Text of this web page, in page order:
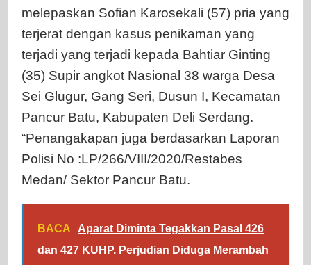
melepaskan Sofian Karosekali (57) pria yang
terjerat dengan kasus penikaman yang
terjadi yang terjadi kepada Bahtiar Ginting
(35) Supir angkot Nasional 38 warga Desa
Sei Glugur, Gang Seri, Dusun I, Kecamatan
Pancur Batu, Kabupaten Deli Serdang.
“Penangakapan juga berdasarkan Laporan
Polisi No :LP/266/VIII/2020/Restabes
Medan/ Sektor Pancur Batu.
BACA
Aparat Diminta Tegakkan Pasal 426
dan 427 KUHP. Perjudian Diduga Merambah